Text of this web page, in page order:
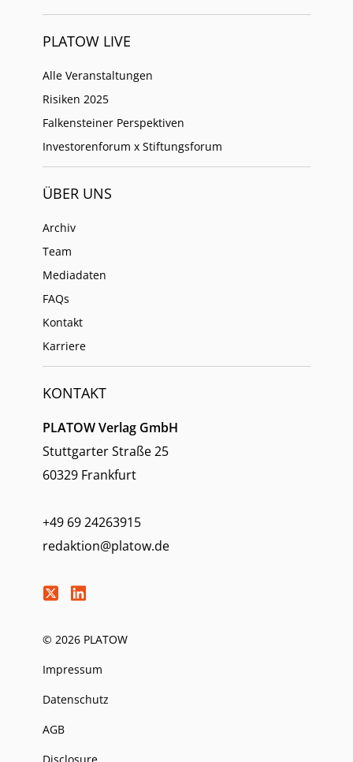
PLATOW LIVE
Alle Veranstaltungen
Risiken 2025
Falkensteiner Perspektiven
Investorenforum x Stiftungsforum
ÜBER UNS
Archiv
Team
Mediadaten
FAQs
Kontakt
Karriere
KONTAKT
PLATOW Verlag GmbH
Stuttgarter Straße 25
60329 Frankfurt
+49 69 24263915
redaktion@platow.de
© 2026 PLATOW
Impressum
Datenschutz
AGB